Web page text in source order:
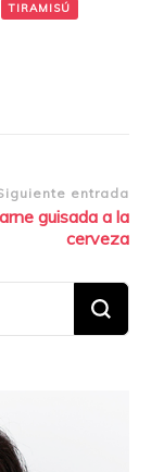
TIRAMISÚ
entrada
guisada a la
cerveza